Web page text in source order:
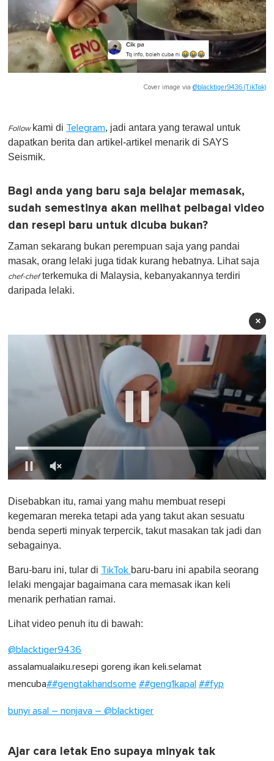
Cover image via @blacktiger9436 (TikTok)
Follow kami di Telegram, jadi antara yang terawal untuk
dapatkan berita dan artikel-artikel menarik di SAYS
Seismik.
Bagi anda yang baru saja belajar memasak,
sudah semestinya akan melihat pelbagai video
dan resepi baru untuk dicuba bukan?
Zaman sekarang bukan perempuan saja yang pandai
masak, orang lelaki juga tidak kurang hebatnya. Lihat saja
chef-chefterkemuka di Malaysia, kebanyakannya terdiri
daripada lelaki.
×
f
1
i
n
e
,
Disebabkan itu, ramai yang mahu membuat resepi
kegemaran mereka tetapi ada yang takut akan sesuatu
benda seperti minyak terpercik, takut masakan tak jadi dan
sebagainya.
Baru-baru ini, tular di TikTok baru-baru ini apabila seorang
lelaki mengajar bagaimana cara memasak ikan keli
menarik perhatian ramai.
Lihat video penuh itu di bawah:
@blacktiger9436
assalamualaiku.resepi goreng ikan keli.selamat
mencuba##gengtakhandsome ##geng1kapal ##fyp
bunyi asal – nonjava – @blacktiger
Ajar cara letak Eno supaya minyak tak